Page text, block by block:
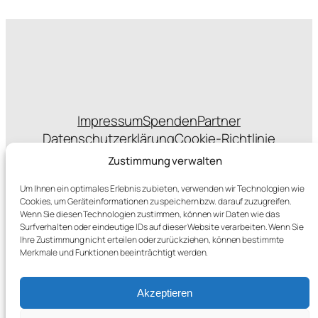
Zustimmung verwalten
Um Ihnen ein optimales Erlebnis zu bieten, verwenden wir Technologien wie
Cookies, um Geräteinformationen zu speichern bzw. darauf zuzugreifen.
Wenn Sie diesen Technologien zustimmen, können wir Daten wie das
Surfverhalten oder eindeutige IDs auf dieser Website verarbeiten. Wenn Sie
Ihre Zustimmung nicht erteilen oder zurückziehen, können bestimmte
Merkmale und Funktionen beeinträchtigt werden.
Akzeptieren
ImpressumSpendenPartner
DatenschutzerklärungCookie-Richtlinie
Statuten
sponsert das Hosting